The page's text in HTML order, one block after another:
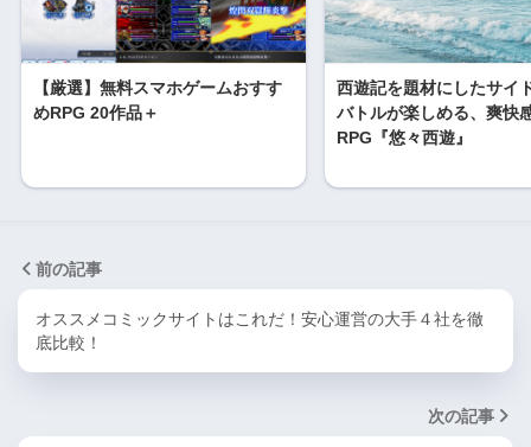
【厳選】無料スマホゲームおすす
めRPG 20作品＋
西遊記を題材にしたサイ
バトルが楽しめる、爽快
RPG『悠々西遊』
前の記事
オススメコミックサイトはこれだ！安心運営の大手４社を徹
底比較！
次の記事